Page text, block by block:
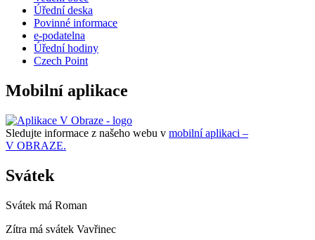
Úřední deska
Povinné informace
e-podatelna
Úřední hodiny
Czech Point
Mobilní aplikace
Sledujte informace z našeho webu v mobilní aplikaci –
V OBRAZE.
Svátek
Svátek má Roman
Zítra má svátek Vavřinec